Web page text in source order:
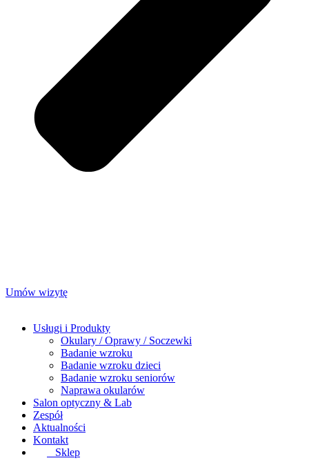
Umów wizytę
Usługi i Produkty
Okulary / Oprawy / Soczewki
Badanie wzroku
Badanie wzroku dzieci
Badanie wzroku seniorów
Naprawa okularów
Salon optyczny & Lab
Zespół
Aktualności
Kontakt
Sklep